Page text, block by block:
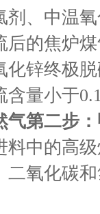
、中温
的焦炉
化锌终极
量小于
气第二步
中的高级
氧化碳